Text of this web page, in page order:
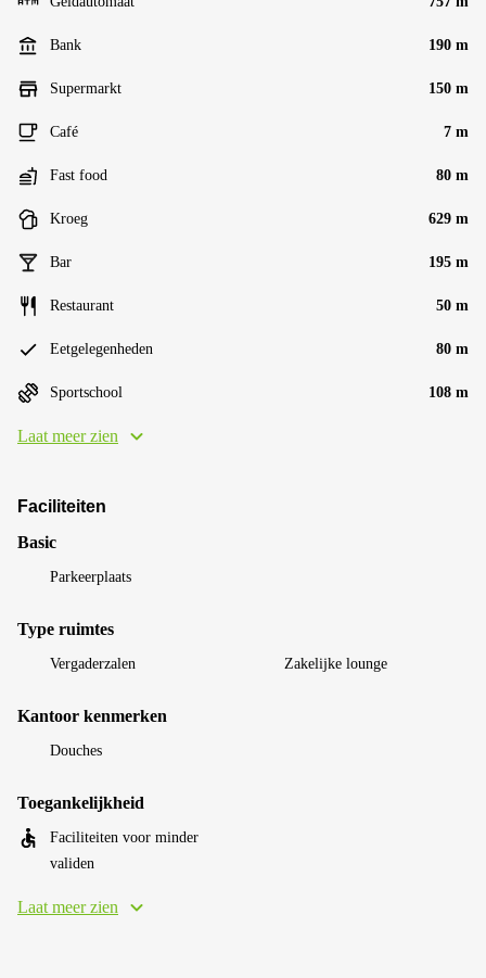
Bank 190 m
Supermarkt 150 m
Café 7 m
Fast food 80 m
Kroeg 629 m
Bar 195 m
Restaurant 50 m
Eetgelegenheden 80 m
Sportschool 108 m
Laat meer zien
Faciliteiten
Basic
Parkeerplaats
Type ruimtes
Vergaderzalen Zakelijke lounge
Kantoor kenmerken
Douches
Toegankelijkheid
Faciliteiten voor minder
validen
Laat meer zien